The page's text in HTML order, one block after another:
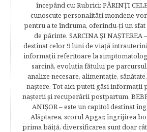
începând cu: Rubrici: PĂRINŢI
cunoscute personalităţi mondene
pentru a te îndruma, oferindu-ţi un
de părinte. SARCINA ŞI NAŞTEREA
destinat celor 9 luni de viaţă
informaţii referitoare la
sarcină, evoluţia fătului pe
analize necesare, alimentaţie,
naştere. Tot aici puteti găsi informaţii
naşterii şi recuperării postpartum.
ANIŞOR – este un capitol destinat
Alăptarea, scorul Apgar, îngrijirea
prima băiţă, diversificarea sunt doar